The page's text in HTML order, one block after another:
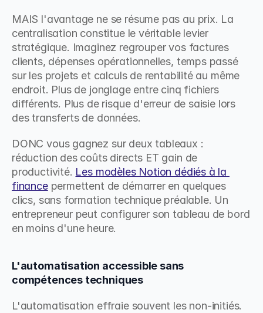
MAIS l'avantage ne se résume pas au prix. La
centralisation constitue le véritable levier
stratégique. Imaginez regrouper vos factures
clients, dépenses opérationnelles, temps passé
sur les projets et calculs de rentabilité au même
endroit. Plus de jonglage entre cinq fichiers
différents. Plus de risque d'erreur de saisie lors
des transferts de données.
DONC vous gagnez sur deux tableaux :
réduction des coûts directs ET gain de
productivité. Les modèles Notion dédiés à la
finance permettent de démarrer en quelques
clics, sans formation technique préalable. Un
entrepreneur peut configurer son tableau de bord
en moins d'une heure.
L'automatisation accessible sans
compétences techniques
L'automatisation effraie souvent les non-initiés.